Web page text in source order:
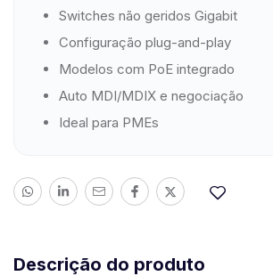
Switches não geridos Gigabit
Configuração plug-and-play
Modelos com PoE integrado
Auto MDI/MDIX e negociação
Ideal para PMEs
Descrição do produto